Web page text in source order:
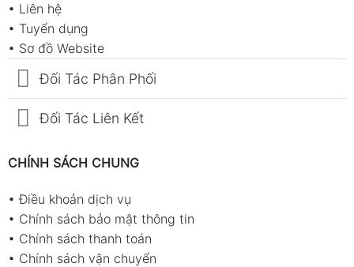
• Liên hệ
• Tuyển dụng
• Sơ đồ Website
Đối Tác Phân Phối
Đối Tác Liên Kết
CHÍNH SÁCH CHUNG
•Điều khoản dịch vụ
• Chính sách bảo mật thông tin
• Chính sách thanh toán
• Chính sách vận chuyển